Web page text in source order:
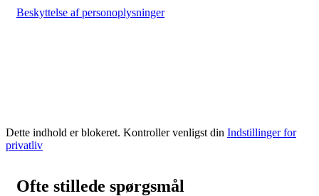
Beskyttelse af personoplysninger
Dette indhold er blokeret. Kontroller venligst din Indstillinger for
privatliv
Ofte stillede spørgsmål